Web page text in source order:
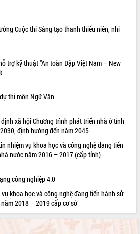
Cuộc thi Sáng tạo thanh thiếu niên, nhi
trợ kỹ thuật “An toàn Đập Việt Nam – New
thi môn Ngữ Văn
xã hội Chương trình phát triển nhà ở tỉnh
định hướng đến năm 2045
nhiệm vụ khoa học và công nghệ đang tiến
nước năm 2016 – 2017 (cấp tỉnh)
công nghiệp 4.0
khoa học và công nghệ đang tiến hành sử
2018 – 2019 cấp cơ sở